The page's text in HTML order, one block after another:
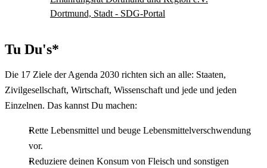
Dortmund, Stadt - SDG-Portal
Tu Du's*
Die 17 Ziele der Agenda 2030 richten sich an alle: Staaten,
Zivilgesellschaft, Wirtschaft, Wissenschaft und jede und jeden
Einzelnen. Das kannst Du machen:
Rette Lebensmittel und beuge Lebensmittelverschwendung
vor.
Reduziere deinen Konsum von Fleisch und sonstigen